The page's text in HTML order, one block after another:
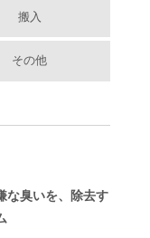
搬入
その他
な臭いを、除去す